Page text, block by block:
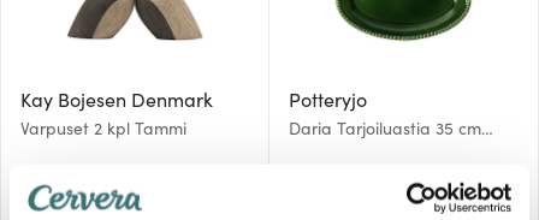
Kay Bojesen Denmark
Varpuset 2 kpl Tammi
Saatavilla
Potteryjo
Daria Tarjoiluastia 35 cm